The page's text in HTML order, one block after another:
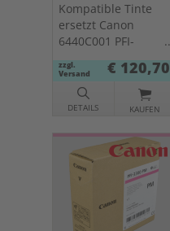
Kompatible Tinte
ersetzt Canon
6440C001 PFI-
3300PC photo cyan
zzgl.
Versand
€ 120,70
DETAILS KAUFEN